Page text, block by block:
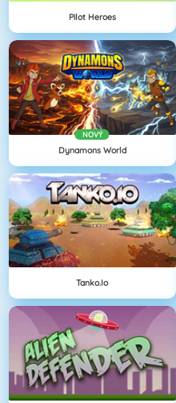
Pilot Heroes
NOVÝ
Dynamons World
Tanko.io